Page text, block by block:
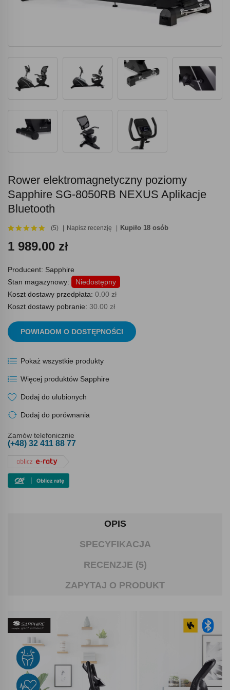
Rower elektromagnetyczny poziomy
Sapphire SG-8050RB NEXUS Aplikacje
Bluetooth
(5) Napisz recenzję Kupiło 18 osób
1 989.00 zł
Producent: Sapphire
Stan magazynowy:
Niedostępny
Koszt dostawy przedpłata: 0.00 zł
Koszt dostawy pobranie: 30.00 zł
POWIADOM O DOSTĘPNOŚCI
Pokaż wszystkie produkty
Więcej produktów Sapphire
Dodaj do ulubionych
Dodaj do porównania
Zamów telefonicznie
(+48) 32 411 88 77
OPIS
SPECYFIKACJA
RECENZJE (5)
ZAPYTAJ O PRODUKT